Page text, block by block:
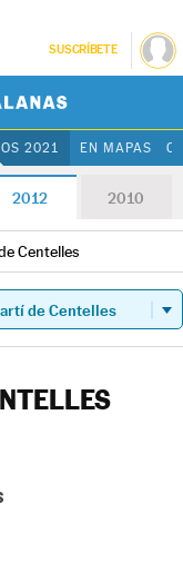
SUSCRÍBETE
2021 EN MAPAS
2012 2010
Centelles